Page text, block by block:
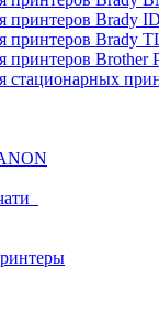
принтеров Brady
принтеров Brady
принтеров Brother
стационарных